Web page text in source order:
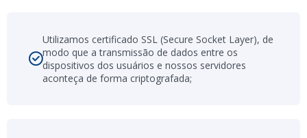
Utilizamos certificado SSL (Secure Socket Layer), de
modo que a transmissão de dados entre os
dispositivos dos usuários e nossos servidores
aconteça de forma criptografada;